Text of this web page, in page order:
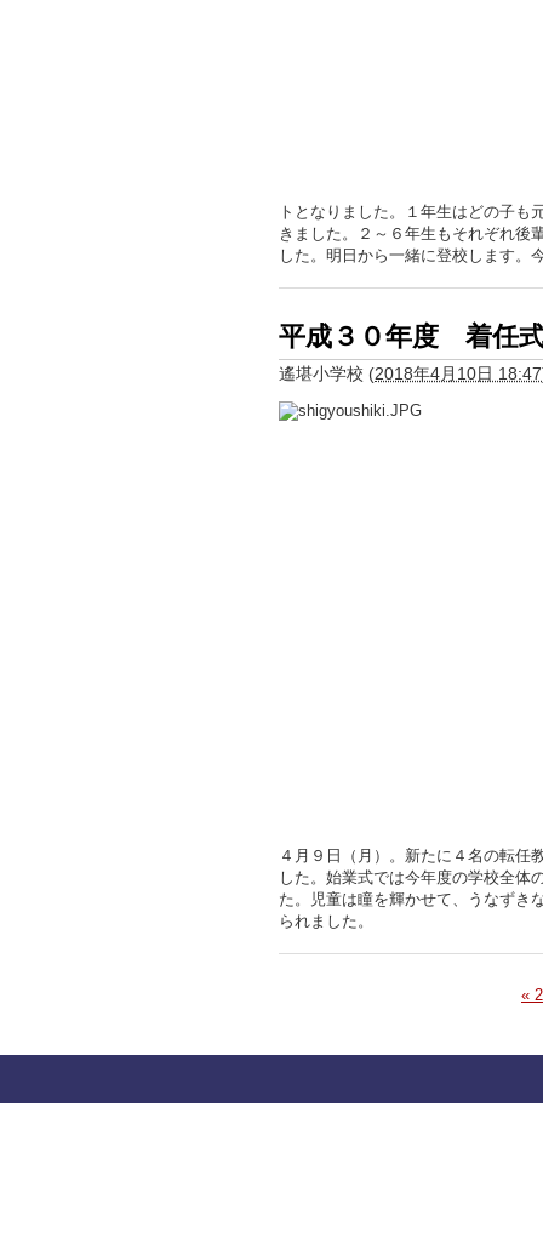
トとなりました。１年生はどの子も
きました。２～６年生もそれぞれ後
した。明日から一緒に登校します。
平成３０年度 着任
遙堪小学校 (2018年4月10日 18:47
４月９日（月）。新たに４名の転任
した。始業式では今年度の学校全体
た。児童は瞳を輝かせて、うなずき
られました。
«